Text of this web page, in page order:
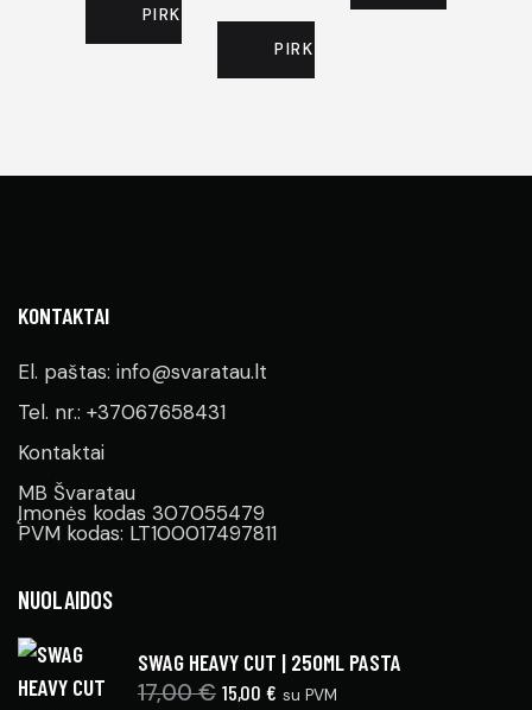
PIRKTI DABAR
PIRKTI DABAR
KONTAKTAI
El. paštas: info@svaratau.lt
Tel. nr.: +37067658431
Kontaktai
MB Švaratau
Įmonės kodas 307055479
PVM kodas: LT100017497811
NUOLAIDOS
SWAG HEAVY CUT | 250ML PASTA
17,00€ 15,00 € su PVM